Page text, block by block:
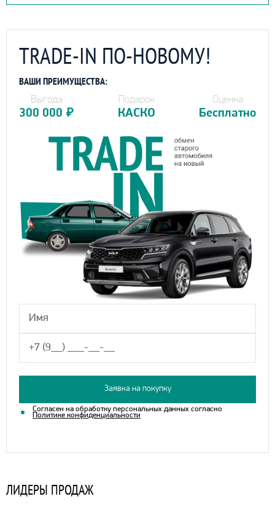
TRADE-IN ПО-НОВОМУ!
ВАШИ ПРЕИМУЩЕСТВА:
Выгода
300 000 ₽
Подарок
КАСКО
Оценка
Бесплатно
Заявка на покупку
Согласен на обработку персональных данных согласно
Политике конфиденциальности
ЛИДЕРЫ ПРОДАЖ